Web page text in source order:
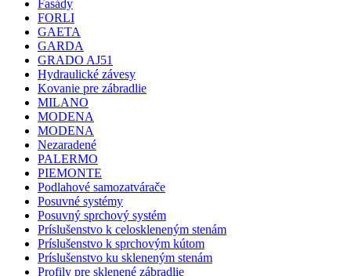
Fasády
FORLI
GAETA
GARDA
GRADO AJ51
Hydraulické závesy
Kovanie pre zábradlie
MILANO
MODENA
MODENA
Nezaradené
PALERMO
PIEMONTE
Podlahové samozatvárače
Posuvné systémy
Posuvný sprchový systém
Príslušenstvo k celoskleneným stenám
Príslušenstvo k sprchovým kútom
Príslušenstvo ku skleneným stenám
Profily pre sklenené zábradlie